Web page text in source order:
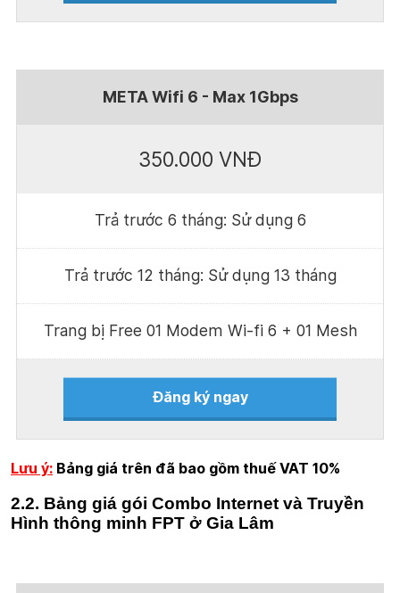
META Wifi 6 - Max 1Gbps
350.000 VNĐ
Trả trước 6 tháng: Sử dụng 6
Trả trước 12 tháng: Sử dụng 13 tháng
Trang bị Free 01 Modem Wi-fi 6 + 01 Mesh
Đăng ký ngay
Lưu ý: Bảng giá trên đã bao gồm thuế VAT 10%
2.2. Bảng giá gói Combo Internet và Truyền
Hình thông minh FPT ở Gia Lâm